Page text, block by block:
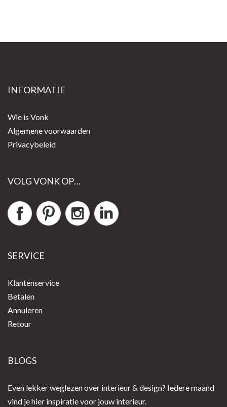
INFORMATIE
Wie is Vonk
Algemene voorwaarden
Privacybeleid
VOLG VONK OP…
SERVICE
Klantenservice
Betalen
Annuleren
Retour
BLOGS
Even lekker weglezen over interieur & design? Iedere maand
vind je hier inspiratie voor jouw interieur.